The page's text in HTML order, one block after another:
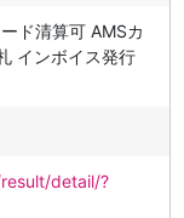
ド清算可 AMSカ
インボイス発行
detail/?